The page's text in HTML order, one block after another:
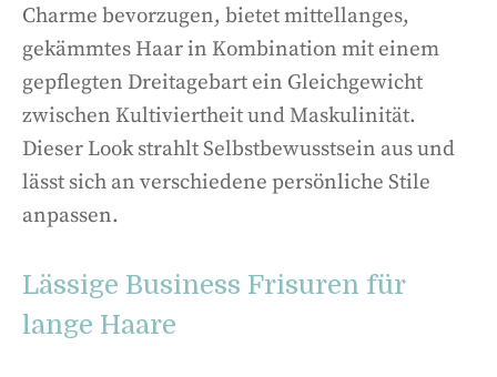
Charme bevorzugen, bietet mittellanges,
gekämmtes Haar in Kombination mit einem
gepflegten Dreitagebart ein Gleichgewicht
zwischen Kultiviertheit und Maskulinität.
Dieser Look strahlt Selbstbewusstsein aus und
lässt sich an verschiedene persönliche Stile
anpassen.
Lässige Business Frisuren für
lange Haare